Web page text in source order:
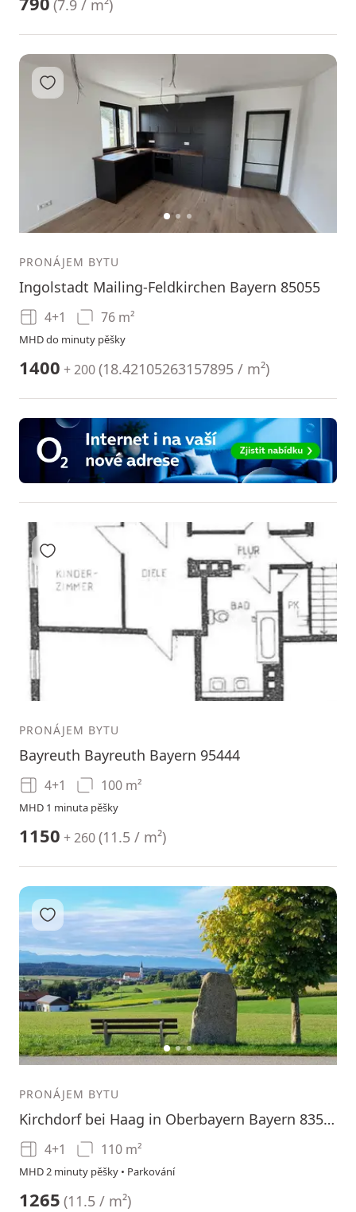
(7.9 / m²)
12 3
Přidat do oblíbených
PRONÁJEM BYTU
Ingolstadt Mailing-Feldkirchen Bayern 85055
4+1 76 m²
MHD do minuty pěšky
1400 + 200(18.42105263157895 / m²)
3
Přidat do oblíbených
PRONÁJEM BYTU
Bayreuth Bayreuth Bayern 95444
4+1 100 m²
MHD 1 minuta pěšky
1150 + 260(11.5 / m²)
12 3
Přidat do oblíbených
PRONÁJEM BYTU
Kirchdorf bei Haag in Oberbayern Bayern 83527
4+1 110 m²
MHD 2 minuty pěšky • Parkování
1265 (11.5 / m²)